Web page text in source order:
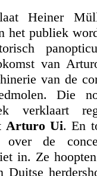
Heiner
het publiek
van
van de
verklaart
Arturo Ui. En
de
in. Ze
Duitse